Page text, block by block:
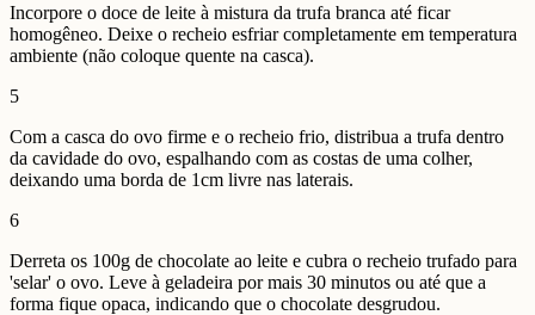
Incorpore o doce de leite à mistura da trufa branca até ficar
homogêneo. Deixe o recheio esfriar completamente em temperatura
ambiente (não coloque quente na casca).
5
Com a casca do ovo firme e o recheio frio, distribua a trufa dentro
da cavidade do ovo, espalhando com as costas de uma colher,
deixando uma borda de 1cm livre nas laterais.
6
Derreta os 100g de chocolate ao leite e cubra o recheio trufado para
'selar' o ovo. Leve à geladeira por mais 30 minutos ou até que a
forma fique opaca, indicando que o chocolate desgrudou.